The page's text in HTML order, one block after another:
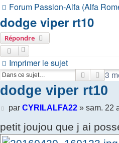
Forum Passion-Alfa (Alfa
dodge viper rt10
Répondre
Imprimer le sujet
3
dodge viper rt10
Message
par CYRILALFA22» sam. 22
petit joujou que j ai